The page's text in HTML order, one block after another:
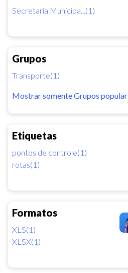
Secretaria Municipa...(1)
Grupos
Transporte(1)
Mostrar somente Grupos popular
Etiquetas
pontos de controle(1)
rotas(1)
Formatos
XLS(1)
XLSX(1)